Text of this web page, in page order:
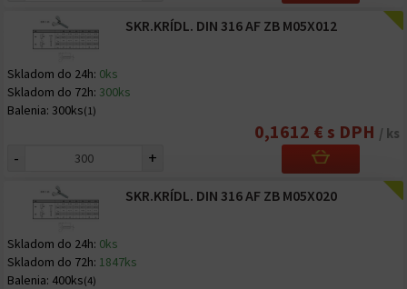
SKR.KRÍDL. DIN 316 AF ZB M05X012
Skladom do 24h: 0ks
Skladom do 72h: 300ks
Balenia: 300ks(1)
0,1612 € s DPH / ks
- +
SKR.KRÍDL. DIN 316 AF ZB M05X020
Skladom do 24h: 0ks
Skladom do 72h: 1847ks
Balenia: 400ks(4)